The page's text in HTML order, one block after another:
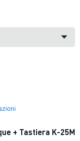
+ Tastiera K-25M